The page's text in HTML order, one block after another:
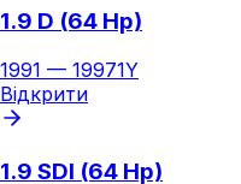
1.9 D (64 Hp)
1991 — 19971Y
Відкрити
1.9 SDI (64 Hp)